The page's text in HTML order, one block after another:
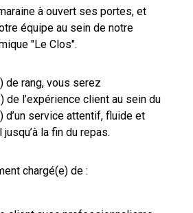
à ouvert ses portes, et
équipe au sein de notre
"Le Clos".
de rang, vous serez
de l’expérience client au sein du
d’un service attentif, fluide et
jusqu’à la fin du repas.
chargé(e) de :